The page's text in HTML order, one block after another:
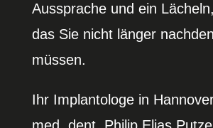
Aussprache und ein
das Sie nicht länger
müssen.
Ihr Implan­tologe in